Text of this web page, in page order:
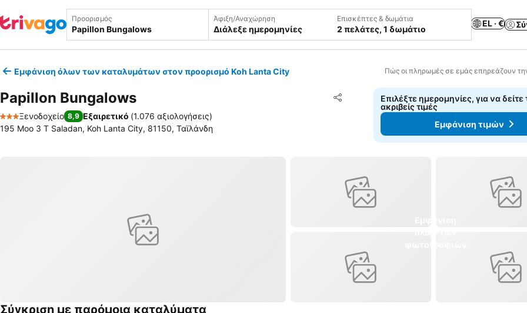
Προορισμός Άφιξη/Αναχώρηση
Διάλεξε ημερομηνίες
Επισκέπτες & δωμάτια
2 πελάτες, 1 δωμάτιο
EL · €
Εμφάνιση όλων των καταλυμάτων στον προορισμό Koh Lanta City Πώς οι πληρωμές σε εμάς επηρεάζουν
Papillon Bungalows Κοινοποίηση
Προσθήκη στα αγαπημένα
3 Αστέρια
Ξενοδοχείο 8,9 Εξαιρετικό (1.076 αξιολογήσεις)
195 Moo 3 T Saladan, Koh Lanta City, 81150, Ταϊλάνδη
Επιλέξτε ημερομηνίες, για να δείτε
ακριβείς τιμές
Εμφάνιση τιμών
Σύγκριση με παρόμοια καταλύματα